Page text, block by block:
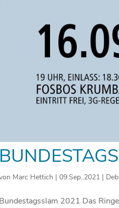
Marc Hettich |09.Sep..2021 |
Bundestagsslam 2021 Das